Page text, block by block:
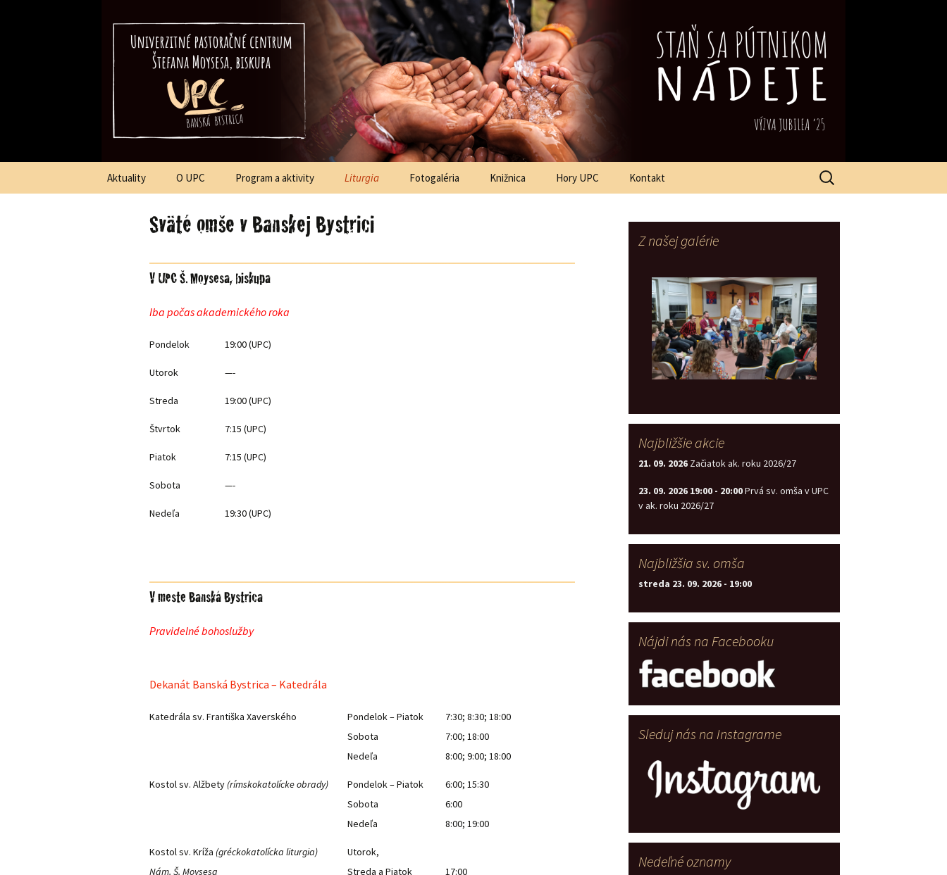
Univerzitnépastoračnécentrum
Štefana Moysesa, biskupa, Banská Bystrica
Aktuality O UPC Program a aktivity Liturgia Fotogaléria Knižnica Hory UPC Kontakt
Hľadať:
Sväté omše v Banskej Bystrici
V UPC Š. Moysesa, biskupa
Iba počas akademického roka
Pondelok 19:00 (UPC)
Utorok —-
Streda 19:00 (UPC)
Štvrtok 7:15 (UPC)
Piatok 7:15 (UPC)
Sobota —-
Nedeľa 19:30 (UPC)
V meste Banská Bystrica
Pravidelné bohoslužby
Dekanát Banská Bystrica – Katedrála
Katedrála sv. Františka Xaverského
Pondelok – Piatok
Sobota
Nedeľa
7:30; 8:30; 18:00
7:00; 18:00
8:00; 9:00; 18:00
Kostol sv. Alžbety (rímskokatolícke obrady)
Pondelok – Piatok
Sobota
Nedeľa
6:00; 15:30
6:00
8:00; 19:00
Kostol sv. Kríža (gréckokatolícka liturgia)
Nám. Š. Moysesa
Utorok,
Streda a Piatok
17:00
Z našej galérie
Najbližšie akcie
21. 09. 2026 Začiatok ak. roku 2026/27
23. 09. 2026 19:00 - 20:00Prvá sv. omša v UPC
v ak. roku 2026/27
Najbližšia sv. omša
streda 23. 09. 2026 - 19:00
Nájdi nás na Facebooku
Sleduj nás na Instagrame
Nedeľné oznamy